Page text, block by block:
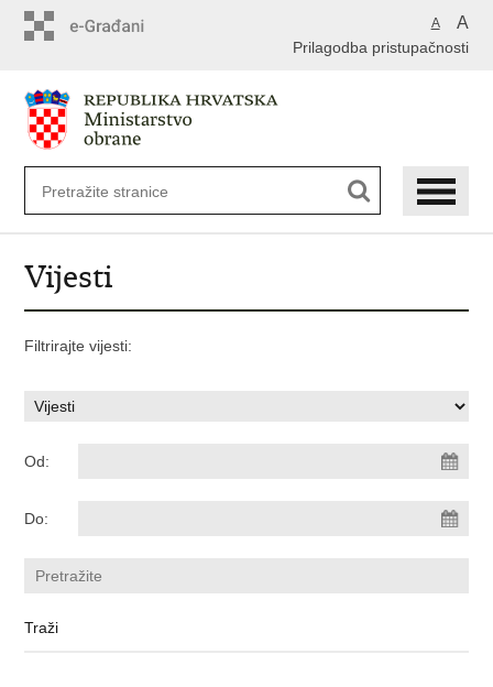
A A
Prilagodba pristupačnosti
Vijesti
Filtrirajte vijesti:
Od:
Do: